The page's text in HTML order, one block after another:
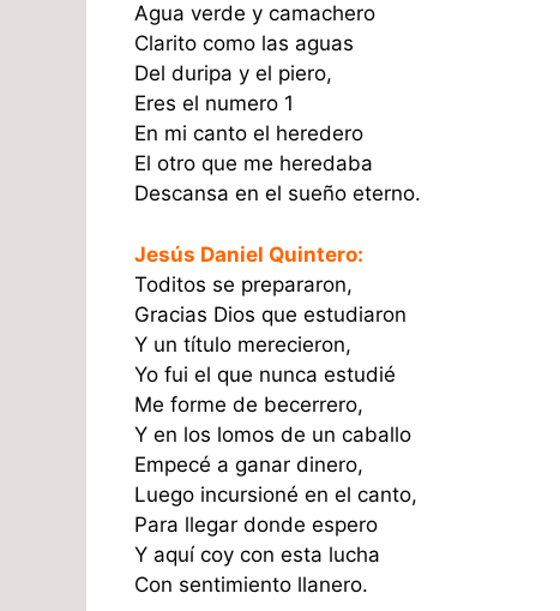
Agua verde y camachero
Clarito como las aguas
Del duripa y el piero,
Eres el numero 1
En mi canto el heredero
El otro que me heredaba
Descansa en el sueño eterno.
Jesús Daniel Quintero:
Toditos se prepararon,
Gracias Dios que estudiaron
Y un título merecieron,
Yo fui el que nunca estudié
Me forme de becerrero,
Y en los lomos de un caballo
Empecé a ganar dinero,
Luego incursioné en el canto,
Para llegar donde espero
Y aquí coy con esta lucha
Con sentimiento llanero.